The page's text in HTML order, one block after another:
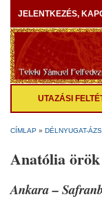
JELENTKEZÉS,
UTAZÁSI
CÍMLAP » DÉLNYUGAT-
Anatólia örök
Ankara –